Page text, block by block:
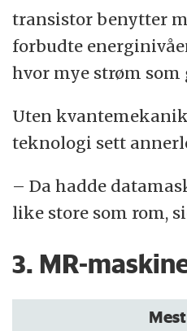
transistor benytter
forbudte
hvor mye strøm
Uten
teknologi sett
– Da hadde
like store som rom,
3. MR-